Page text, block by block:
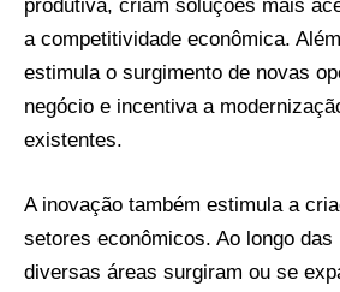
produtiva, criam soluções mais
a competitividade econômica.
estimula o surgimento de novas
negócio e incentiva a
existentes.
A inovação também estimula a
setores econômicos. Ao longo
diversas áreas surgiram ou se